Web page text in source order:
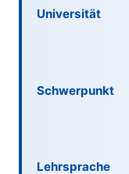
Universität
Schwerpunkt
Lehrsprache